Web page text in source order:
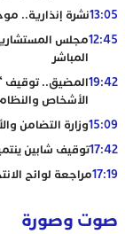
13:05نشرة إنذارية..
12:45مجلس
المباشر
19:42المضيق.. توقيف
الأشخاص
15:09وزارة التضامن
17:42توقيف شابين
17:19مراجعة لوائح
صوت وصورة